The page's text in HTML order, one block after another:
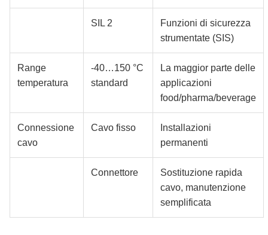
SIL 2
Funzioni di sicurezza
strumentate (SIS)
Range
temperatura
-40…150 °C
standard
La maggior parte delle
applicazioni
food/pharma/beverage
Connessione
cavo
Cavo fisso
Installazioni
permanenti
Connettore
Sostituzione rapida
cavo, manutenzione
semplificata